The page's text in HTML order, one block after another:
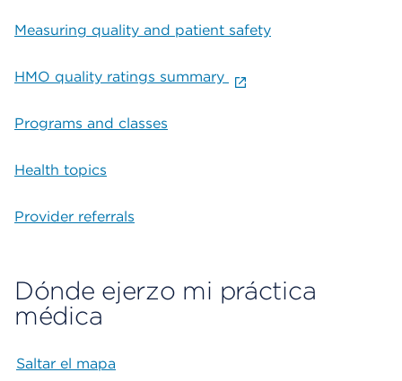
Measuring quality and patient safety
HMO quality ratings summary
Programs and classes
Health topics
Provider referrals
Dónde ejerzo mi práctica
médica
Saltar el mapa